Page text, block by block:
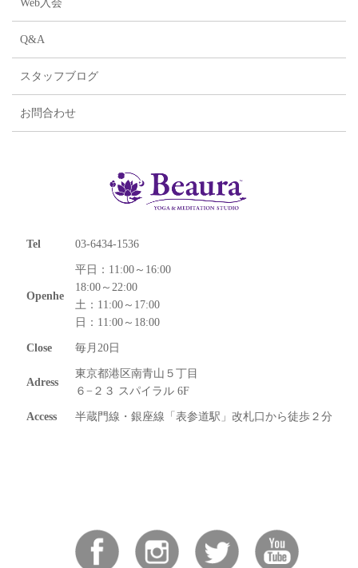
Web入会
Q&A
スタッフブログ
お問合わせ
Tel 03-6434-1536
Openhe
平日：11:00～16:00
18:00～22:00
土：11:00～17:00
日：11:00～18:00
Close 毎月20日
Adress
東京都港区南青山５丁目
６−２３ スパイラル 6F
Access 半蔵門線・銀座線「表参道駅」改札口から徒歩２分